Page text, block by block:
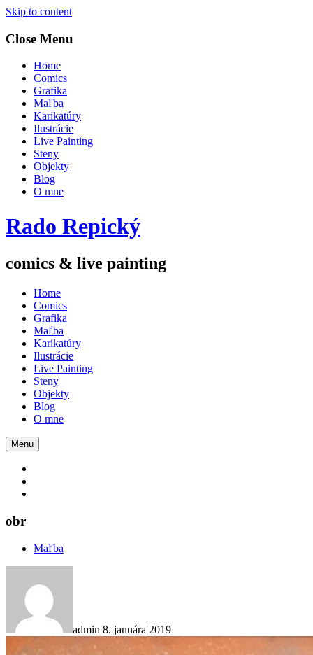
Skip to content
Close Menu
Home
Comics
Grafika
Maľba
Karikatúry
Ilustrácie
Live Painting
Steny
Objekty
Blog
O mne
Rado Repický
comics & live painting
Home
Comics
Grafika
Maľba
Karikatúry
Ilustrácie
Live Painting
Steny
Objekty
Blog
O mne
Menu
obr
Maľba
admin 8. januára 2019